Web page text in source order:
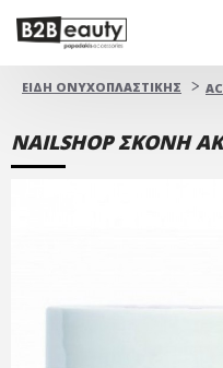
ΕΙΔΗ ΟΝΥΧΟΠΛΑΣΤΙΚΗΣ
NAILSHOP ΣΚΟΝΗ